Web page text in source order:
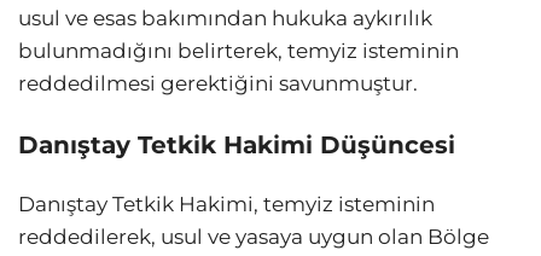
usul ve esas bakımından hukuka aykırılık
bulunmadığını belirterek, temyiz isteminin
reddedilmesi gerektiğini savunmuştur.
Danıştay Tetkik Hakimi Düşüncesi
Danıştay Tetkik Hakimi, temyiz isteminin
reddedilerek, usul ve yasaya uygun olan Bölge